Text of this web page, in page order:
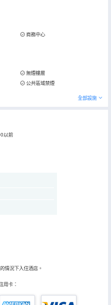
商務中心
無煙樓層
公共區域禁煙
全部設施
以前
情況下入住酒店。
用卡：